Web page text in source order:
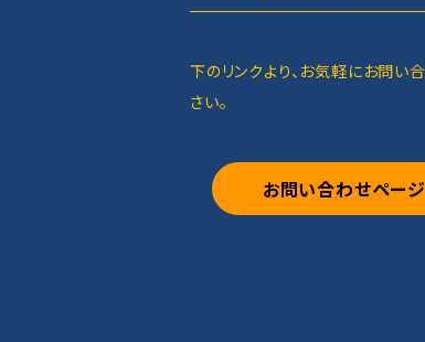
下のリンクより、お気軽にお問い
さい。
お問い合わせページ